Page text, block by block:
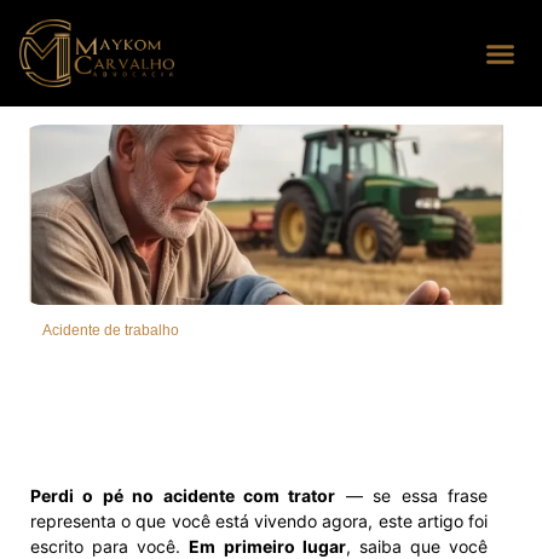
Acidente de trabalho
Perdi o pé no acidente com trator — se essa frase
representa o que você está vivendo agora, este artigo foi
escrito para você.Em primeiro lugar, saiba que você